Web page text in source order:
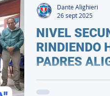
NIVEL
RINDIENDO
PADRES
.
Dante Alighieri
26 sept 2025